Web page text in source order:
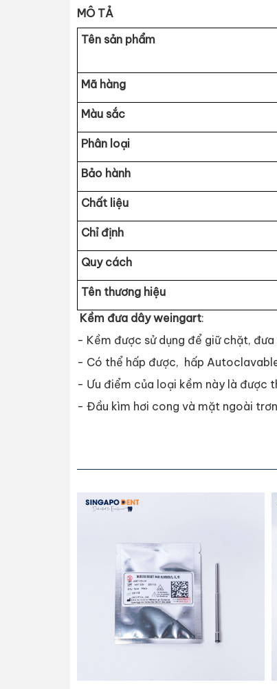
MÔ TẢ
Tên sản phẩm
Mã hàng
Màu sắc
Phân l oại
Bảo hành
Chất liệu
Chỉ định
Quy cách
Tên thương hiệu
Kềm đưa dây weingart:
- Kềm được sử dụng để giữ chặt,
- Có thể hấp được, hấp
- Ưu điểm của loại kềm này là được
- Đầu kìm hơi cong và mặt ngoài